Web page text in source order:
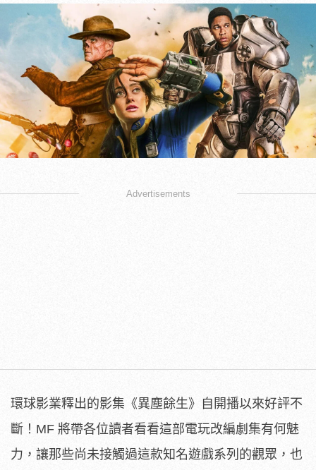
Advertisements
環球影業釋出的影集《異塵餘生》自開播以來好評不
斷！MF 將帶各位讀者看看這部電玩改編劇集有何魅
力，讓那些尚未接觸過這款知名遊戲系列的觀眾，也